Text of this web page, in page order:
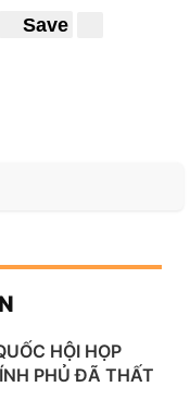
Save
HỘI HỌP
PHỦ ĐÃ THẤT